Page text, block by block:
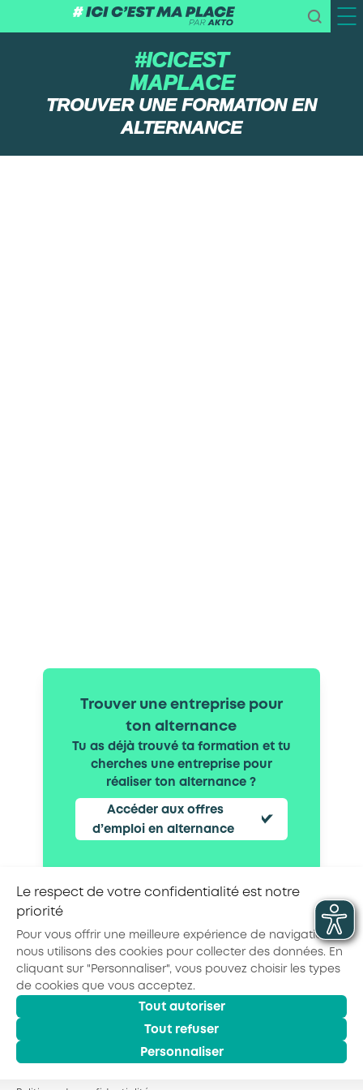
#ICICEST
MAPLACE
TROUVER UNE FORMATION EN
ALTERNANCE
Trouver une entreprise pour
ton alternance
Tu as déjà trouvé ta formation et tu
cherches une entreprise pour
réaliser ton alternance ?
Accéder aux offres
d’emploi en alternance
© 2026 - AKTO - Tous droits réservés
Le respect de votre confidentialité est notre
priorité
Pour vous offrir une meilleure expérience de navigation,
nous utilisons des cookies pour collecter des données. En
cliquant sur "Personnaliser", vous pouvez choisir les types
de cookies que vous acceptez.
Tout autoriser
Tout refuser
Personnaliser